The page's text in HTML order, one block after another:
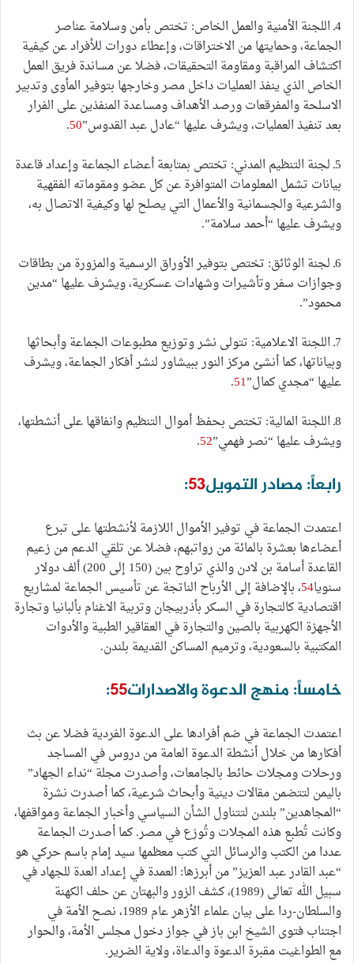
4ـ اللجنة الأمنية والعمل الخاص: تختص بأمن وسلامة عناصر
الجماعة، وحمايتها من الاختراقات، وإعطاء دورات للأفراد عن كيفية
اكتشاف المراقبة ومقاومة التحقيقات، فضلا عن مساندة فريق العمل
الخاص الذي ينفذ العمليات داخل مصر وخارجها بتوفير المأوى وتدبير
الاسلحة والمفرقعات ورصد الأهداف ومساعدة المنفذين على الفرار
بعد تنفيذ العمليات، ويشرف عليها “عادل عبد القدوس”50
.
5ـ لجنة التنظيم المدني: تختص بمتابعة أعضاء الجماعة وإعداد قاعدة
بيانات تشمل المعلومات المتوافرة عن كل عضو ومقوماته الفقهية
والشرعية والجسمانية والأعمال التي يصلح لها وكيفية الاتصال به،
ويشرف عليها “أحمد سلامة”.
6ـ لجنة الوثائق: تختص بتوفير الأوراق الرسمية والمزورة من بطاقات
وجوازات سفر وتأشيرات وشهادات عسكرية، ويشرف عليها “مدين
محمود”.
7ـ اللجنة الاعلامية: تتولى نشر وتوزيع مطبوعات الجماعة وأبحاثها
وبياناتها، كما أنشئ مركز النور ببيشاور لنشر أفكار الجماعة، ويشرف
عليها “مجدي كمال”51
.
8ـ اللجنة المالية: تختص بحفظ أموال التنظيم وانفاقها على أنشطتها،
ويشرف عليها “نصر فهمي”52
.
رابعاً: مصادر التمويل53
:
اعتمدت الجماعة في توفير الأموال اللازمة لأنشطتها على تبرع
أعضاءها بعشرة بالمائة من رواتبهم، فضلا عن تلقي الدعم من زعيم
القاعدة أسامة بن لادن والذي تراوح بين (150 إلى 200) ألف دولار
سنويا54، بالإضافة إلى الأرباح الناتجة عن تأسيس الجماعة لمشاريع
اقتصادية كالتجارة في السكر بأذربيجان وتربية الاغنام بألبانيا وتجارة
الأجهزة الكهربية بالصين والتجارة في العقاقير الطبية والأدوات
المكتبية بالسعودية، وترميم المساكن القديمة بلندن.
خامساً: منهج الدعوة والاصدارات55
:
اعتمدت الجماعة في ضم أفرادها على الدعوة الفردية فضلا عن بث
أفكارها من خلال أنشطة الدعوة العامة من دروس في المساجد
ورحلات ومجلات حائط بالجامعات، وأصدرت مجلة “نداء الجهاد”
باليمن لتتضمن مقالات دينية وأبحاث شرعية، كما أصدرت نشرة
“المجاهدين” بلندن لتتناول الشأن السياسي وأخبار الجماعة ومواقفها،
وكانت تُطبع هذه المجلات وتُوزع في مصر. كما أصدرت الجماعة
عددا من الكتب والرسائل التي كتب معظمها سيد إمام باسم حركي هو
“عبد القادر عبد العزيز” من أبرزها: العمدة في إعداد العدة للجهاد في
سبيل الله تعالى (1989)، كشف الزور والبهتان عن حلف الكهنة
والسلطان-ردا على بيان علماء الأزهر عام 1989، نصح الأمة في
اجتناب فتوى الشيخ ابن باز في جواز دخول مجلس الأمة، والحوار
مع الطواغيت مقبرة الدعوة والدعاة، ولاية الضرير.